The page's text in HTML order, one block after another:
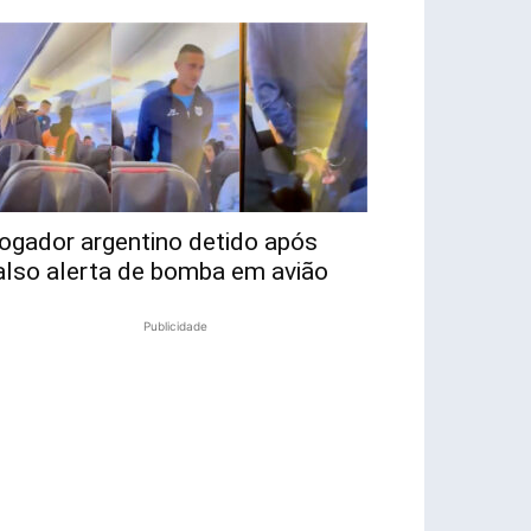
argentino detido após
alerta de bomba em avião
Publicidade